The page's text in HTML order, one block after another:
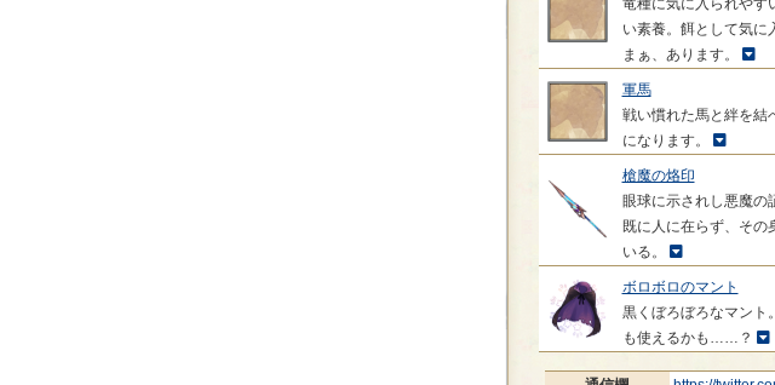
竜種に気に入られや
い素養。餌として気に
まぁ、あります。
軍馬
戦い慣れた馬と絆を結
になります。
槍魔の烙印
眼球に示されし悪魔の
既に人に在らず、その
いる。
ボロボロのマント
黒くぼろぼろなマント
も使えるかも……？